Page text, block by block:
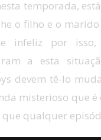
temporada,
o filho e o
infeliz por
a esta
devem tê-lo
misterioso que
qualquer